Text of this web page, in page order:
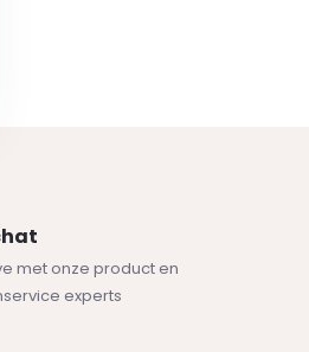
met onze product en
experts